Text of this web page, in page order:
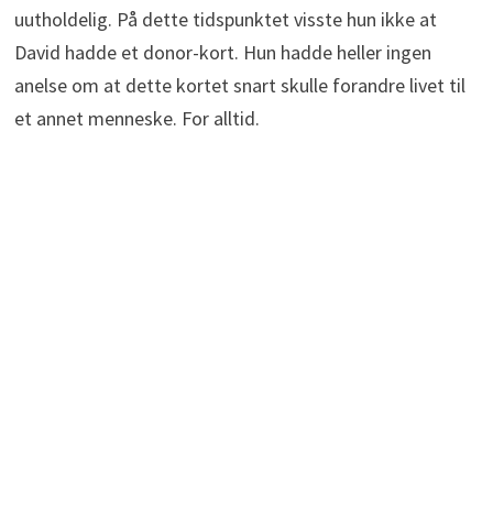
uutholdelig. På dette tidspunktet visste hun ikke at
David hadde et donor-kort. Hun hadde heller ingen
anelse om at dette kortet snart skulle forandre livet til
et annet menneske. For alltid.